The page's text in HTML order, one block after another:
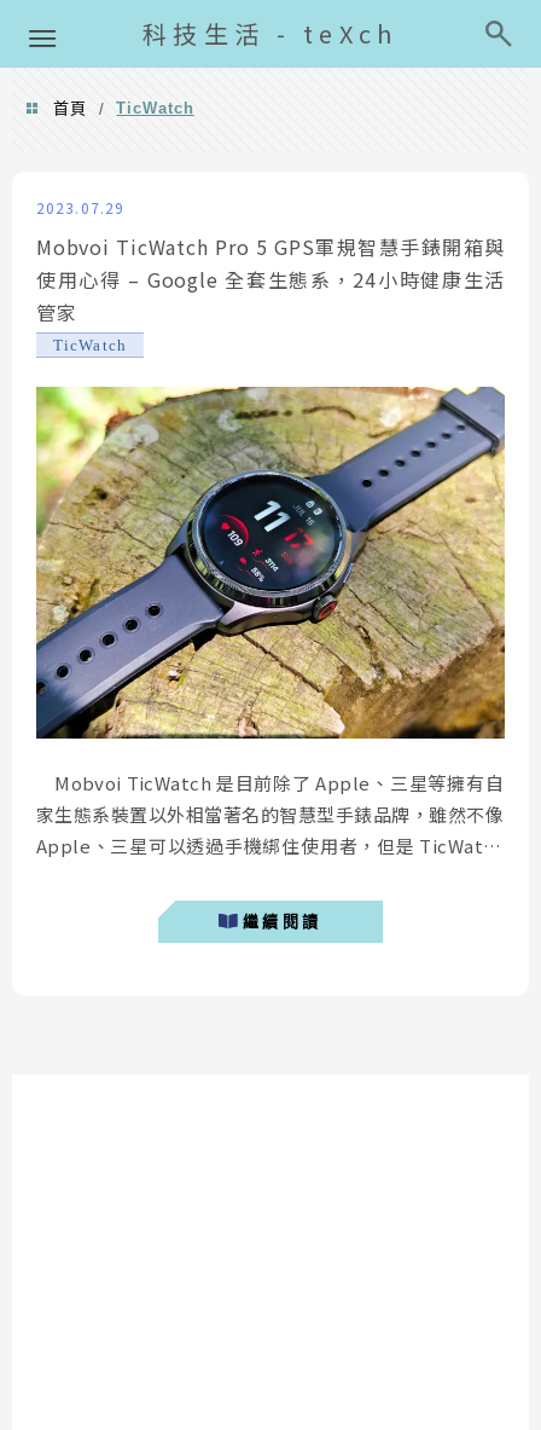
科技生活 - teXch
首頁 / TicWatch
2023.07.29
Mobvoi TicWatch Pro 5 GPS軍規智慧手錶開箱與
使用心得 – Google 全套生態系，24小時健康生活
管家
TicWatch
Mobvoi TicWatch 是目前除了 Apple、三星等擁有自
家生態系裝置以外相當著名的智慧型手錶品牌，雖然不像
Apple、三星可以透過手機綁住使用者，但是 TicWatch
力。今天要介紹的這款「 Mobvoi TicWatch Pro 5 GPS
軍規智慧手錶 」，是目前 Mobvoi TicWatch 系列中最...
繼續閱讀